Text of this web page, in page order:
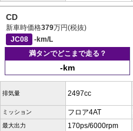
CD
新車時価格379万円(税抜)
JC08
-km/L
満タンでどこまで走る？
-km
排気量 2497cc
ミッション フロア4AT
最大出力 170ps/6000rpm